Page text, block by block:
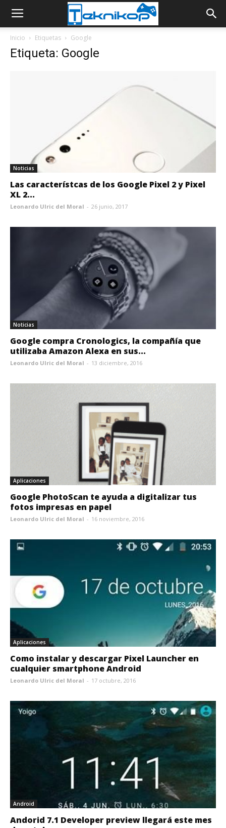
Inicio Etiquetas Google
Etiqueta: Google
Noticias
Las característcas de los Google Pixel 2 y Pixel
XL 2...
Leonardo Ulric del Moral - 26 junio, 2017
Noticias
Google compra Cronologics, la compañía que
utilizaba Amazon Alexa en sus...
Leonardo Ulric del Moral - 13 diciembre, 2016
Aplicaciones
Google PhotoScan te ayuda a digitalizar tus
fotos impresas en papel
Leonardo Ulric del Moral - 16 noviembre, 2016
Aplicaciones
Como instalar y descargar Pixel Launcher en
cualquier smartphone Android
Leonardo Ulric del Moral - 17 octubre, 2016
Android
Andorid 7.1 Developer preview llegará este mes